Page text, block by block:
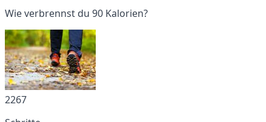
Wie verbrennst du 90 Kalorien?
2267